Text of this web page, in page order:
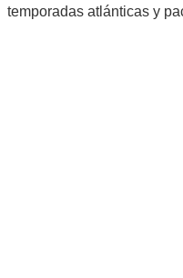
temporadas atlánticas y